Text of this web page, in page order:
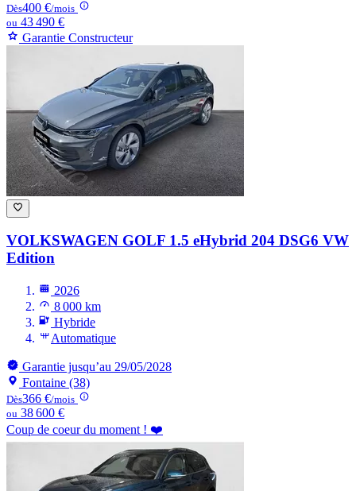
Dès400 €/mois
ou 43 490 €
Garantie Constructeur
VOLKSWAGEN GOLF 1.5 eHybrid 204 DSG6 VW
Edition
2026
8 000 km
Hybride
Automatique
Garantie jusqu’au 29/05/2028
Fontaine (38)
Dès366 €/mois
ou 38 600 €
Coup de coeur du moment ! ❤️